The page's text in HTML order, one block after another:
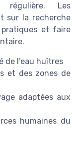
régulière. Les
sur la recherche
et faire
de l’eau huîtres
et des zones de
adaptées aux
humaines du